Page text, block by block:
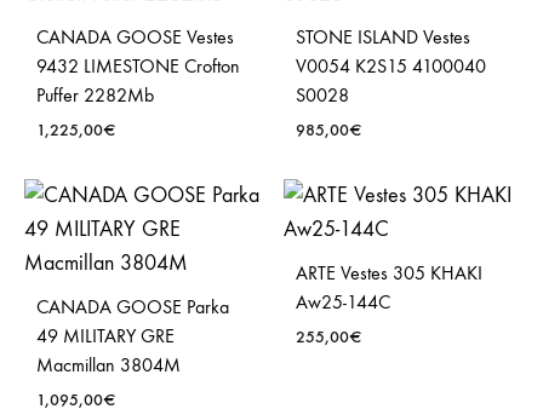
CANADA GOOSE Vestes
9432 LIMESTONE Crofton
Puffer 2282Mb
1,225,00€
STONE ISLAND Vestes
V0054 K2S15 4100040
S0028
985,00€
CANADA GOOSE Parka
49 MILITARY GRE
Macmillan 3804M
1,095,00€
ARTE Vestes 305 KHAKI
Aw25-144C
255,00€